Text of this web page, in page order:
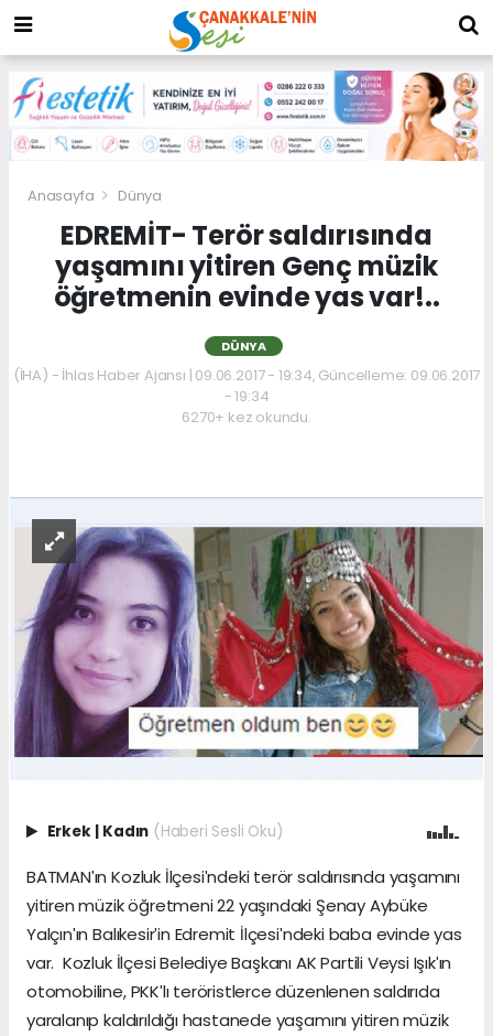
Anasayfa Dünya
EDREMİT- Terör saldırısında
yaşamını yitiren Genç müzik
öğretmenin evinde yas var!..
DÜNYA
(İHA) - İhlas Haber Ajansı | 09.06.2017 - 19:34, Güncelleme: 09.06.2017
- 19:34
6270+ kez okundu.
Erkek | Kadın (Haberi Sesli Oku)
BATMANʹın Kozluk İlçesiʹndeki terör saldırısında yaşamını
yitiren müzik öğretmeni 22 yaşındaki Şenay Aybüke
Yalçınʹın Balıkesirʹin Edremit İlçesiʹndeki baba evinde yas
var. Kozluk İlçesi Belediye Başkanı AK Partili Veysi Işıkʹın
otomobiline, PKKʹlı teröristlerce düzenlenen saldırıda
yaralanıp kaldırıldığı hastanede yaşamını yitiren müzik